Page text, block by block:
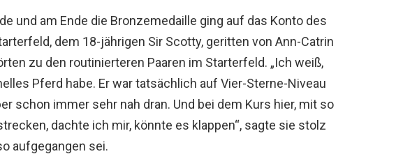
und am Ende die Bronzemedaille ging auf das Konto des
dem 18-jährigen Sir Scotty, geritten von Ann-Catrin
zu den routinierteren Paaren im Starterfeld. „Ich weiß,
Pferd habe. Er war tatsächlich auf Vier-Sterne-Niveau
schon immer sehr nah dran. Und bei dem Kurs hier, mit so
dachte ich mir, könnte es klappen“, sagte sie stolz
aufgegangen sei.